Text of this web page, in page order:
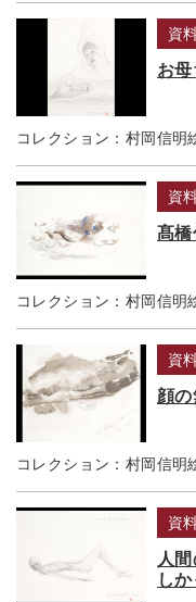
資
お
コレクション： 村岡信明
資
髙橋
コレクション： 村岡信明
資
顔
コレクション： 村岡信明
資
人
し